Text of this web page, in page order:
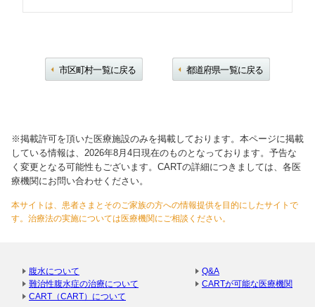
市区町村一覧に戻る 都道府県一覧に戻る
※掲載許可を頂いた医療施設のみを掲載しております。本ページに掲載
している情報は、2026年8月4日現在のものとなっております。予告な
く変更となる可能性もございます。CARTの詳細につきましては、各医
療機関にお問い合わせください。
本サイトは、患者さまとそのご家族の方への情報提供を目的にしたサイトで
す。治療法の実施については医療機関にご相談ください。
腹水について
難治性腹水症の治療について
CART（CART）について
Q&A
CARTが可能な医療機関